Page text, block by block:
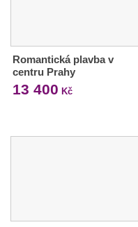
Romantická plavba v
centru Prahy
13 400 Kč